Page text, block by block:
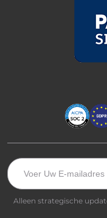
Alleen strategische